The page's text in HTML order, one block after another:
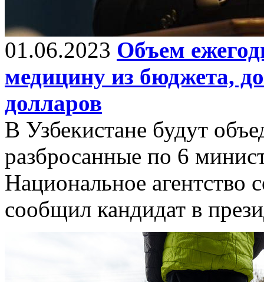
01.06.2023 Объем
медицину из бюджета,
долларов
В Узбекистане будут
разбросанные по 6
Национальное
сообщил кандидат в